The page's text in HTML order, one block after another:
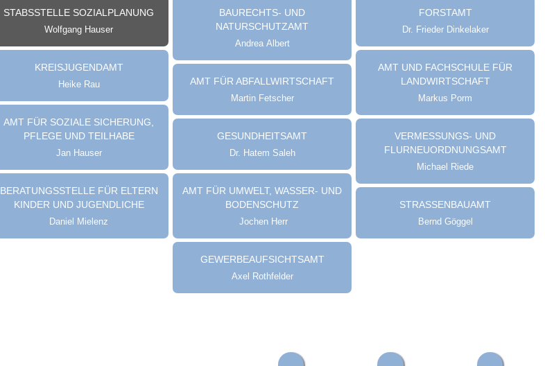
STABSSTELLE SOZIALPLANUNG
Wolfgang Hauser
KREISJUGENDAMT
Heike Rau
AMT FÜR SOZIALE SICHERUNG,
PFLEGE UND TEILHABE
Jan Hauser
BERATUNGSSTELLE FÜR ELTERN
KINDER UND JUGENDLICHE
Daniel Mielenz
BAURECHTS- UND
NATURSCHUTZAMT
Andrea Albert
AMT FÜR ABFALLWIRTSCHAFT
Martin Fetscher
GESUNDHEITSAMT
Dr. Hatem Saleh
AMT FÜR UMWELT, WASSER- UND
BODENSCHUTZ
Jochen Herr
GEWERBEAUFSICHTSAMT
Axel Rothfelder
FORSTAMT
Dr. Frieder Dinkelaker
AMT UND FACHSCHULE FÜR
LANDWIRTSCHAFT
Markus Porm
VERMESSUNGS- UND
FLURNEUORDNUNGSAMT
Michael Riede
STRASSENBAUAMT
Bernd Göggel